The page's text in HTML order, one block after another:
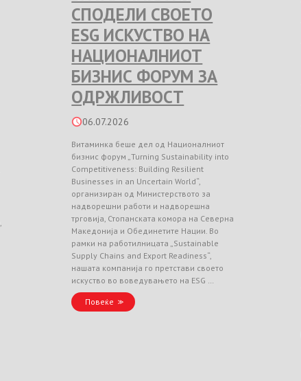
СПОДЕЛИ СВОЕТО
ESG ИСКУСТВО НА
НАЦИОНАЛНИОТ
БИЗНИС ФОРУМ ЗА
ОДРЖЛИВОСТ
06.07.2026
Витаминка беше дел од Националниот
бизнис форум „Turning Sustainability into
Competitiveness: Building Resilient
Businesses in an Uncertain World“,
организиран од Министерството за
надворешни работи и надворешна
трговија, Стопанската комора на Северна
Македонија и Обединетите Нации. Во
рамки на работилницата „Sustainable
Supply Chains and Export Readiness“,
нашата компанија го претстави своето
искуство во воведувањето на ESG …
Повеќе